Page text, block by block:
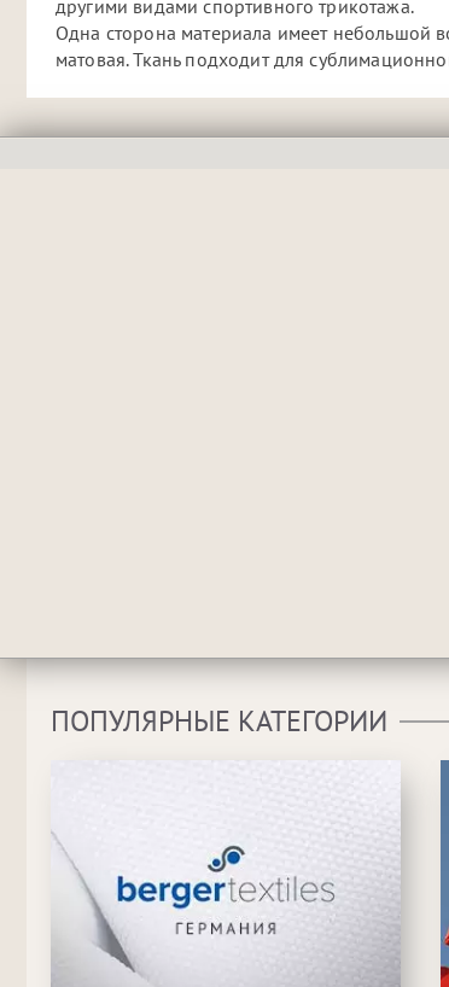
другими видами спортивного трикотажа.
Одна сторона материала имеет небольшой
матовая. Ткань подходит для
ПОПУЛЯРНЫЕ КАТЕГОРИИ